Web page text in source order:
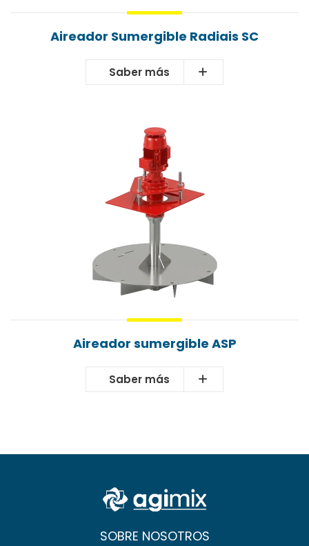
Aireador Sumergible Radiais SC
Saber más
Aireador sumergible ASP
Saber más
SOBRE NOSOTROS